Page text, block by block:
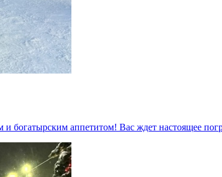
и богатырским аппетитом! Вас ждет настоящее